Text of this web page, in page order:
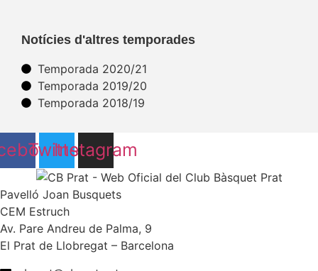
Notícies d'altres temporades
Temporada 2020/21
Temporada 2019/20
Temporada 2018/19
Twitter
Instagram
Pavelló Joan Busquets
CEM Estruch
Av. Pare Andreu de Palma, 9
El Prat de Llobregat – Barcelona